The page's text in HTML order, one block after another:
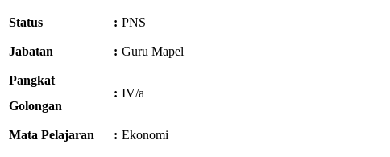
Status : PNS
Jabatan : Guru Mapel
Pangkat
Golongan
: IV/a
Mata Pelajaran : Ekonomi